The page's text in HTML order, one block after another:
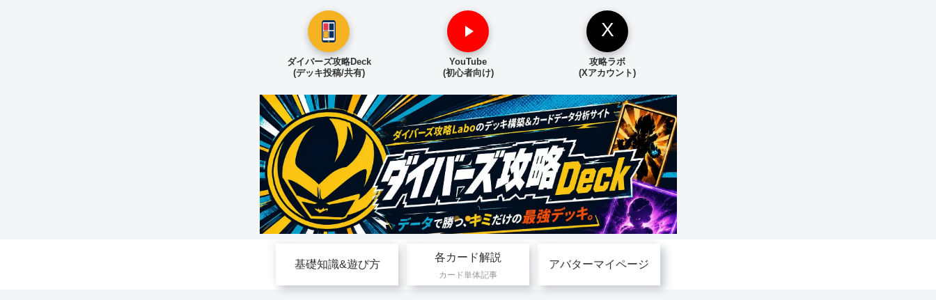
ダイバーズ攻略Deck
(デッキ投稿/共有)
YouTube
(初心者向け)
X
攻略ラボ
(Xアカウント)
基礎知識&遊び方
各カード解説
カード単体記事
アバターマイページ